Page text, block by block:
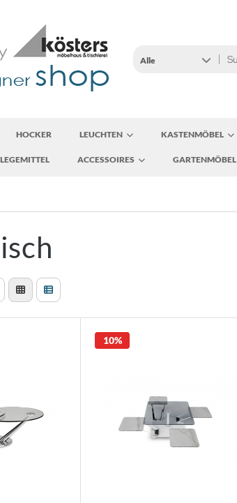
Alle
HOCKER LEUCHTEN KASTENMÖBEL
ACCESSOIRES GARTENMÖBEL
10%